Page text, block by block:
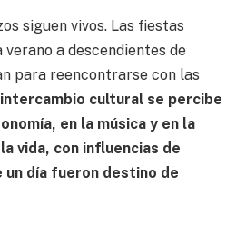
siguen vivos. Las fiestas
a descendientes de
para reencontrarse con las
intercambio cultural se percibe
en la música y en la
vida, con influencias de
un día fueron destino de